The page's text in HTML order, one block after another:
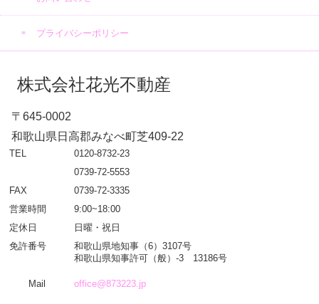
プライバシーポリシー
株式会社花光不動産
〒645-0002
和歌山県日高郡みなべ町芝409-22
TEL
0120-8732-23
0739-72-5553
FAX
0739-72-3335
営業時間
9:00~18:00
定休日
日曜・祝日
免許番号
和歌山県地知事（6）3107号
和歌山県知事許可（般）-3 13186号
Mail office@873223.jp